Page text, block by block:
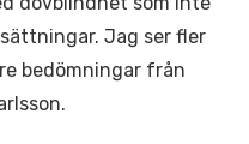
Jag ser fler
bedömningar från